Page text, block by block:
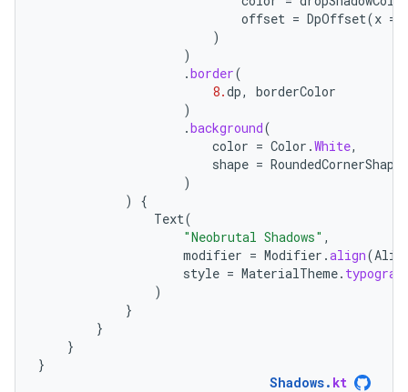
offset = DpOffset(x =
)
)
.border(
8.dp,
borderColor
)
.background(
color = Color .White,
shape = RoundedCornerShape
)
)
{
Text(
"Neobrutal Shadows" ,
modifier = Modifier .align(
style = MaterialTheme.
)
}
}
}
}
Shadows. kt